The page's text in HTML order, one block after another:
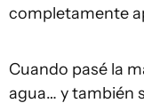
completamente
Cuando pasé la
agua… y también